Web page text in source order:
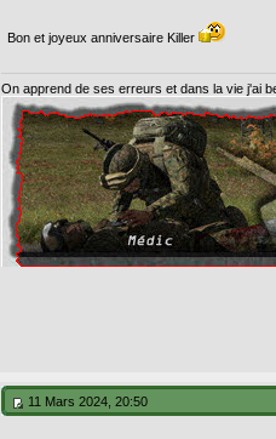
Bon et joyeux anniversaire Killer
On apprend de ses erreurs et dans la vie j'ai
11 Mars 2024, 20:50